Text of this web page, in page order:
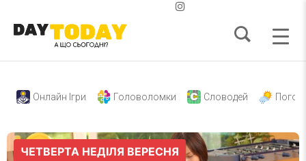
Онлайн Ігри Головоломки Словодей